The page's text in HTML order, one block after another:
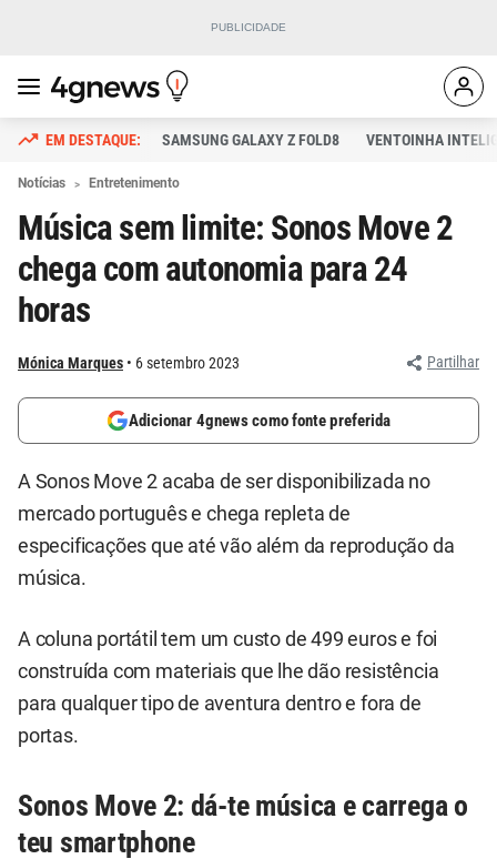
SAMSUNG GALAXY Z FOLD8 VENTOINHA
Notícias Entretenimento
Música sem limite: Sonos Move 2
chega com autonomia para 24
horas
Mónica Marques 6 setembro 2023 Partilhar
Adicionar 4gnews como fonte preferida
A Sonos Move 2 acaba de ser disponibilizada no
mercado português e chega repleta de
especificações que até vão além da reprodução da
música.
A coluna portátil tem um custo de 499 euros e foi
construída com materiais que lhe dão resistência
para qualquer tipo de aventura dentro e fora de
portas.
Sonos Move 2: dá-te música e carrega o
teu smartphone